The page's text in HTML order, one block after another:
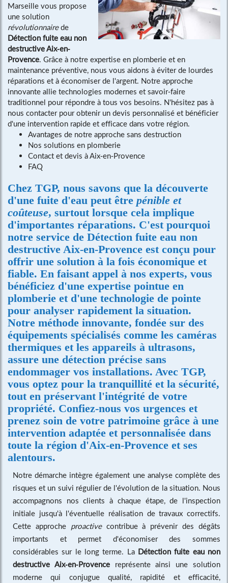
Marseille vous propose
une solution
révolutionnairede
Détection fuite eau non
destructive Aix-en-
Provence. Grâce à notre expertise en plomberie et en
maintenance préventive, nous vous aidons à éviter de lourdes
réparations et à économiser de l'argent. Notre approche
innovante allie technologies modernes et savoir-faire
traditionnel pour répondre à tous vos besoins. N'hésitez pas à
nous contacter pour obtenir un devis personnalisé et bénéficier
d'une intervention rapide et efficace dans votre région.
Avantages de notre approche sans destruction
Nos solutions en plomberie
Contact et devis à Aix-en-Provence
FAQ
Chez TGP, nous savons que la découverte
d'une fuite d'eau peut être pénible et
coûteuse, surtout lorsque cela implique
d'importantes réparations. C'est pourquoi
notre service de Détection fuite eau non
destructive Aix-en-Provence est conçu pour
offrir une solution à la fois économique et
fiable. En faisant appel à nos experts, vous
bénéficiez d'une expertise pointue en
plomberie et d'une technologie de pointe
pour analyser rapidement la situation.
Notre méthode innovante, fondée sur des
équipements spécialisés comme les caméras
thermiques et les appareils à ultrasons,
assure une détection précise sans
endommager vos installations. Avec TGP,
vous optez pour la tranquillité et la sécurité,
tout en préservant l'intégrité de votre
propriété. Confiez-nous vos urgences et
prenez soin de votre patrimoine grâce à une
intervention adaptée et personnalisée dans
toute la région d'Aix-en-Provence et ses
alentours.
Notre démarche intègre également une analyse complète des
risques et un suivi régulier de l'évolution de la situation. Nous
accompagnons nos clients à chaque étape, de l'inspection
initiale jusqu'à l'éventuelle réalisation de travaux correctifs.
Cette approche proactivecontribue à prévenir des dégâts
importants et permet d'économiser des sommes
considérables sur le long terme. La Détection fuite eau non
destructive Aix-en-Provencereprésente ainsi une solution
moderne qui conjugue qualité, rapidité et efficacité,